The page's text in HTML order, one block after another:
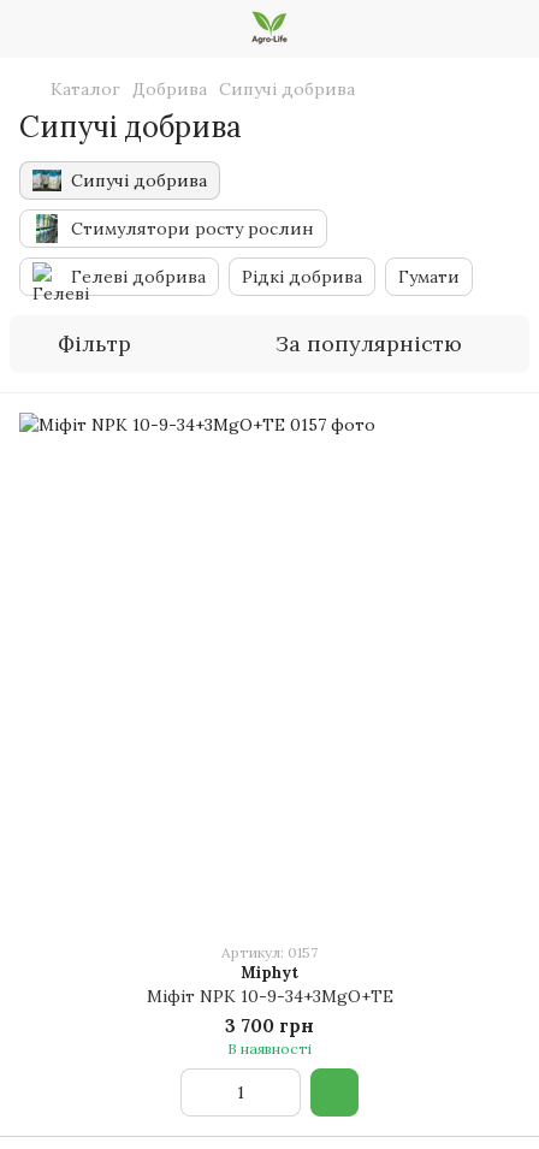
Каталог Добрива Сипучі добрива
Сипучі добрива
Сипучі добрива
Стимулятори росту рослин
Гелеві добрива Рідкі добрива Гумати
Фільтр За популярністю
Артикул: 0157
Miphyt
Міфіт NPK 10-9-34+3MgO+TE
3 700 грн
В наявності